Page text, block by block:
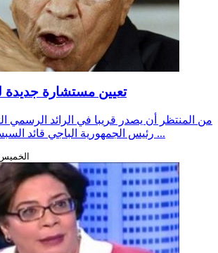
تعيين مستشارة جديدة
من المنتظر أن يصدر قريبا في الرائد الرسمي
رئيس الجمهورية الباجي قائد السبسي بتعيين سعيدة قرّ ...
الخميس، 5 مارس، 2015 -